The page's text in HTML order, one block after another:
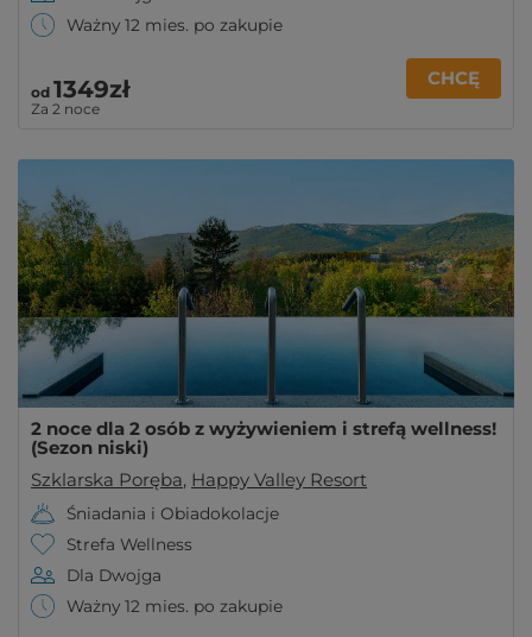
Ważny 12 mies. po zakupie
od 1349zł
Za 2 noce
CHCĘ
2 noce dla 2 osób z wyżywieniem i strefą wellness!
(Sezon niski)
Szklarska Poręba, Happy Valley Resort
Śniadania i Obiadokolacje
Strefa Wellness
Dla Dwojga
Ważny 12 mies. po zakupie